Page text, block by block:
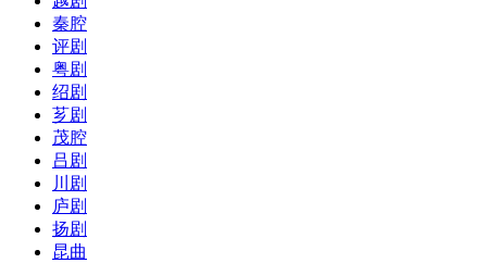
秦腔
评剧
粤剧
绍剧
芗剧
茂腔
吕剧
川剧
庐剧
扬剧
昆曲